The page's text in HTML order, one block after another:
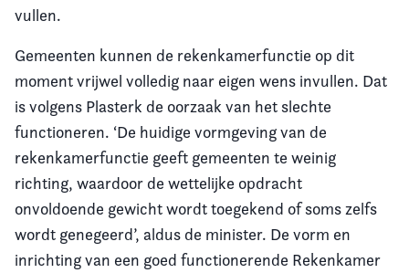
vullen.
Gemeenten kunnen de rekenkamerfunctie op dit
moment vrijwel volledig naar eigen wens invullen. Dat
is volgens Plasterk de oorzaak van het slechte
functioneren. ‘De huidige vormgeving van de
rekenkamerfunctie geeft gemeenten te weinig
richting, waardoor de wettelijke opdracht
onvoldoende gewicht wordt toegekend of soms zelfs
wordt genegeerd’, aldus de minister. De vorm en
inrichting van een goed functionerende Rekenkamer